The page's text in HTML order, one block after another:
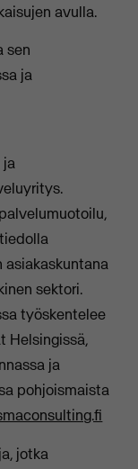
avulla.
sen
ja
ja
asiakaskuntana
sektori.
työskentelee
Helsingissä,
ja
pohjoismaista
jotka